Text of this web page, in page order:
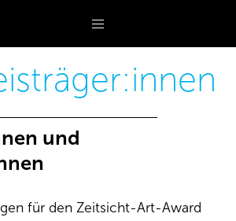
und
für den Zeitsicht-Art-Award